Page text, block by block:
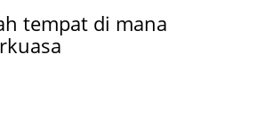
tempat di mana